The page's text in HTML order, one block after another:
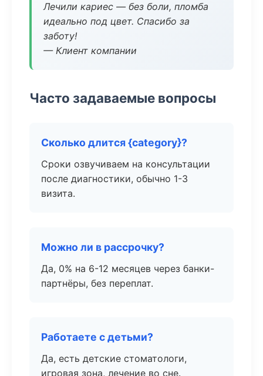
Лечили кариес — без боли, пломба
идеально под цвет. Спасибо за
заботу!
— Клиент компании
Часто задаваемые вопросы
Сколько длится {category}?
Сроки озвучиваем на консультации
после диагностики, обычно 1-3
визита.
Можно ли в рассрочку?
Да, 0% на 6-12 месяцев через банки-
партнёры, без переплат.
Работаете с детьми?
Да, есть детские стоматологи,
игровая зона, лечение во сне.